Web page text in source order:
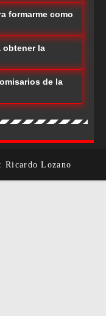
formarme como
obtener la
de la
Ricardo Lozano